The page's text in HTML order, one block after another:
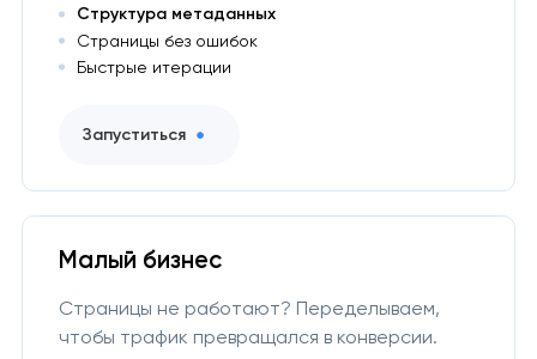
Структура метаданных
Страницы без ошибок
Быстрые итерации
Запуститься
Малый бизнес
Страницы не работают? Переделываем,
чтобы трафик превращался в конверсии.